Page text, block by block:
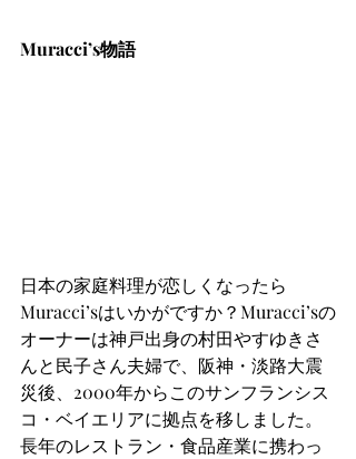
Muracci’s物語
日本の家庭料理が恋しくなったら
Muracci’sはいかがですか？Muracci’sの
オーナーは神戸出身の村田やすゆきさ
んと民子さん夫婦で、阪神・淡路大震
災後、2000年からこのサンフランシス
コ・ベイエリアに拠点を移しました。
長年のレストラン・食品産業に携わっ